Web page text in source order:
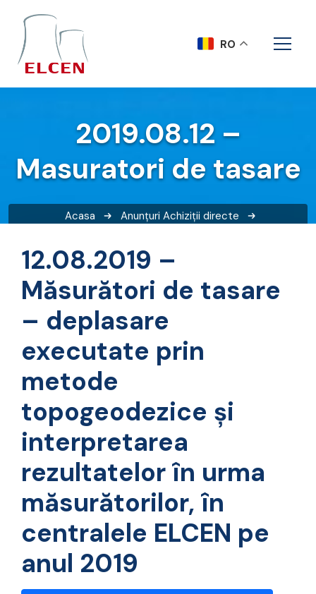
2019.08.12 –
Masuratori de tasare
Acasa Anunțuri Achiziții directe
12.08.2019 –
Măsurători de tasare
– deplasare
executate prin
metode
topogeodezice şi
interpretarea
rezultatelor în urma
măsurătorilor, în
centralele ELCEN pe
anul 2019
RO